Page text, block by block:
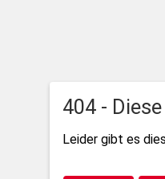
404 -
Leider gibt es